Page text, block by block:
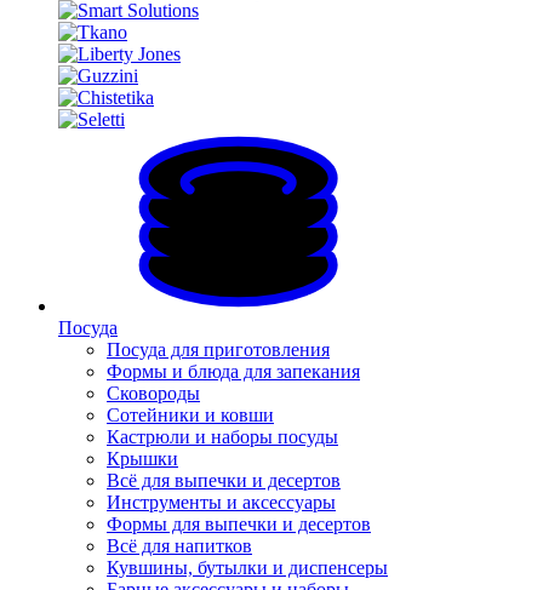
Посуда
Посуда для приготовления
Формы и блюда для запекания
Сковороды
Сотейники и ковши
Кастрюли и наборы посуды
Крышки
Всё для выпечки и десертов
Инструменты и аксессуары
Формы для выпечки и десертов
Всё для напитков
Кувшины, бутылки и диспенсеры